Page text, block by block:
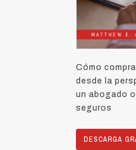
Cómo
desde la
un abogado
seguros
DESCARGA